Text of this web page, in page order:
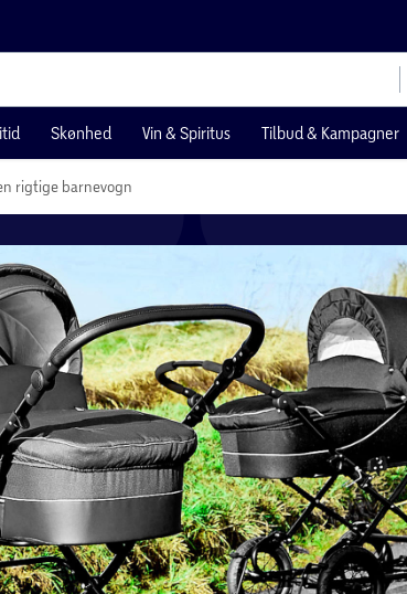
Skønhed Vin & Spiritus Tilbud & Kampagner
rigtige barnevogn